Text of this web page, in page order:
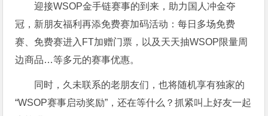
迎接WSOP金手链赛事的到来，助力国人冲金夺
冠，新朋友福利再添免费赛加码活动：每日多场免费
赛、免费赛进入FT加赠门票，以及天天抽WSOP限量周
边商品…等多元的赛事优惠。
同时，久未联系的老朋友们，也将随机享有独家的
“WSOP赛事启动奖励”，还在等什么？抓紧叫上好友一起